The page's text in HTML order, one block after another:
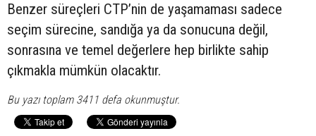
Benzer süreçleri CTP’nin de yaşamaması sadece
seçim sürecine, sandığa ya da sonucuna değil,
sonrasına ve temel değerlere hep birlikte sahip
çıkmakla mümkün olacaktır.
Bu yazı toplam 3411 defa okunmuştur.